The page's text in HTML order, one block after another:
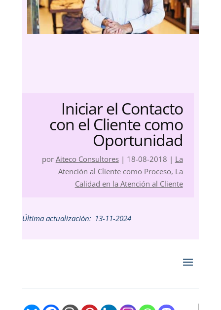
Iniciar el Contacto
con el Cliente como
Oportunidad
por Aiteco Consultores| 18-08-2018 | La
Atención al Cliente como Proceso, La
Calidad en la Atención al Cliente
Última actualización: 13-11-2024